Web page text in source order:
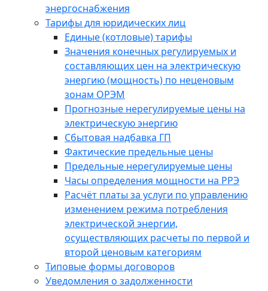
энергоснабжения
Тарифы для юридических лиц
Единые (котловые) тарифы
Значения конечных регулируемых и
составляющих цен на электрическую
энергию (мощность) по неценовым
зонам ОРЭМ
Прогнозные нерегулируемые цены на
электрическую энергию
Сбытовая надбавка ГП
Фактические предельные цены
Предельные нерегулируемые цены
Часы определения мощности на РРЭ
Расчёт платы за услуги по управлению
изменением режима потребления
электрической энергии,
осуществляющих расчеты по первой и
второй ценовым категориям
Типовые формы договоров
Уведомления о задолженности